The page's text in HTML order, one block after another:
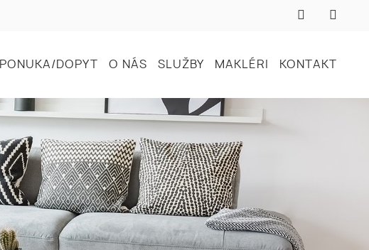
PONUKA/DOPYT O NÁS SLUŽBY MAKLÉRI KONTAKT